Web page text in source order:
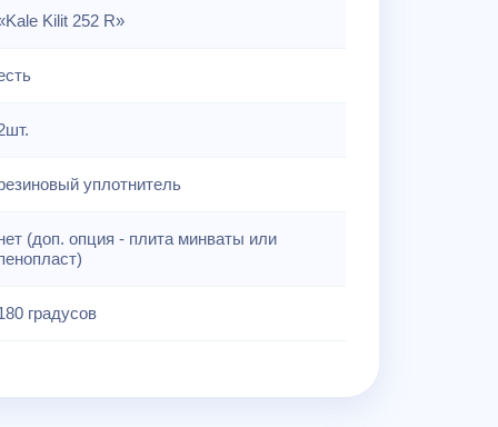
Kilit 252 R»
уплотнитель
(доп. опция - плита минваты или
градусов